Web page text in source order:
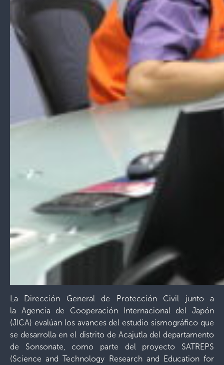
La Dirección General de Protección Civil junto a
la Agencia de Cooperación Internacional del Japón
(JICA) evalúan los avances del estudio sismográfico que
se desarrolla en el distrito de Acajutla del departamento
de Sonsonate, como parte del proyecto SATREPS
(Science and Technology Research and Education for